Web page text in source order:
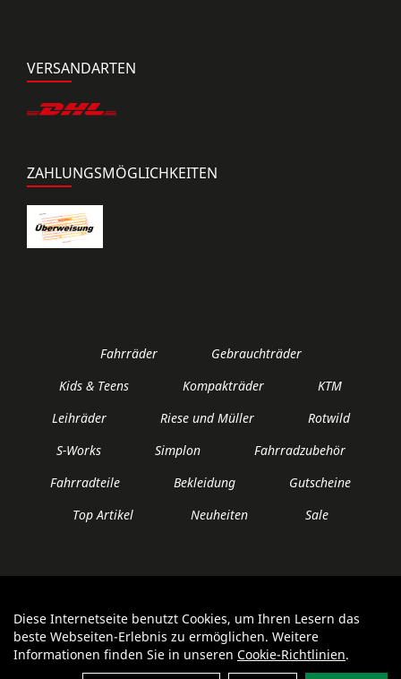
VERSANDARTEN
ZAHLUNGSMÖGLICHKEITEN
Fahrräder
Gebrauchträder
Kids & Teens
Kompakträder
KTM
Leihräder
Riese und Müller
Rotwild
S-Works
Simplon
Fahrradzubehör
Fahrradteile
Bekleidung
Gutscheine
Top Artikel
Neuheiten Sale
Diese Internetseite benutzt Cookies, um Ihren Lesern das
beste Webseiten-Erlebnis zu ermöglichen. Weitere
Informationen finden Sie in unseren Cookie-Richtlinien.
Auftrag widerrufen